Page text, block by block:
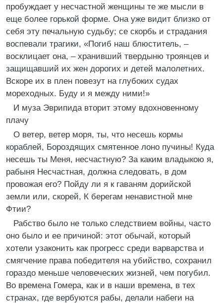
пробуждает у несчастной женщины те же мысли в
еще более горькой форме. Она уже видит близко от
себя эту печальную судьбу; се скорбь и страдания
воспевали трагики, «Погиб наш блюститель, –
восклицает она, – хранивший твердыню троянцев и
защищавший их жен дорогих и детей малолетних.
Вскоре их в плен повезут на глубоких судах
мореходных. Буду и я между ними!»
И муза Эврипида вторит этому вдохновенному
плачу
О ветер, ветер моря, ты, что несешь кормы
кораблей, Бороздящих смятенное лоно пучины! Куда
несешь ты Меня, несчастную? За каким владыкою я,
рабыня Несчастная, должна следовать, в дом
провожая его? Пойду ли я к гаваням дорийской
земли или, скорей, К берегам ненавистной мне
Фтии?
Рабство было не только следствием войны, часто
оно было и ее причиной: этот обычай, который
хотели узаконить как прогресс среди варварства и
смягчение права победителя на убийство, сохранил
гораздо меньше человеческих жизней, чем погубил.
Во времена Гомера, как и в наши времена, в тех
странах, где вербуются рабы, делали набеги на